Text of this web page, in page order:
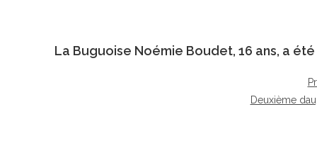
La Buguoise Noémie Boudet, 16 ans, a
Deuxième